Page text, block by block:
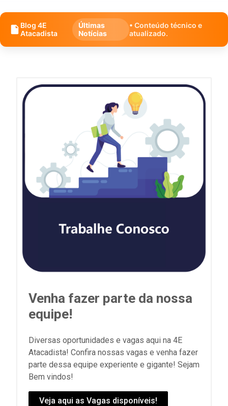
Blog 4E
Atacadista
Últimas
Notícias
• Conteúdo técnico e
atualizado.
Venha fazer parte da nossa
equipe!
Diversas oportunidades e vagas aqui na 4E
Atacadista! Confira nossas vagas e venha fazer
parte dessa equipe experiente e gigante! Sejam
Bem vindos!
Veja aqui as Vagas disponíveis!